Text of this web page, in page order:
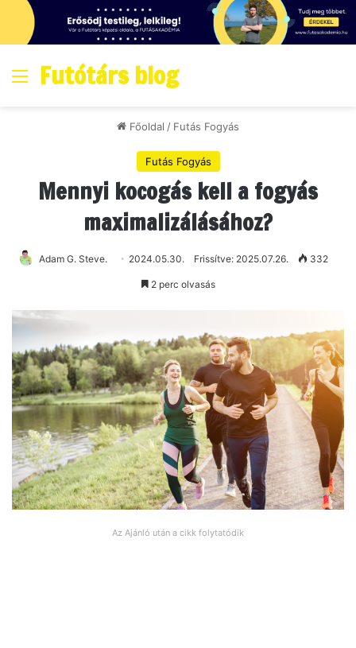
Menő
Futótárs blog
Főoldal / Futás Fogyás
Futás Fogyás
Mennyi kocogás kell a fogyás
maximalizálásához?
Adam G. Steve. 2024.05.30. Frissítve: 2025.07.26. 332
2 perc olvasás
Az Ajánló után a cikk folytatódik